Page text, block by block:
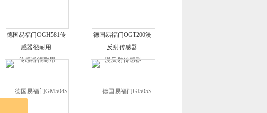
德国易福门OGH581传
感器很耐用
德国易福门OGT200漫
反射传感器